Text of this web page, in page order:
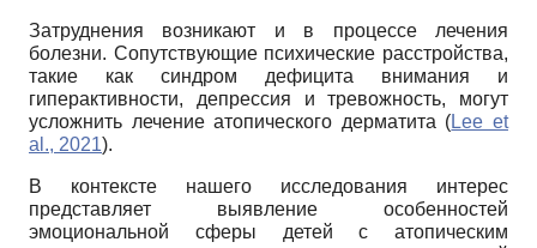
Затруднения возникают и в процессе лечения
болезни. Сопутствующие психические расстройства,
такие как синдром дефицита внимания и
гиперактивности, депрессия и тревожность, могут
усложнить лечение атопического дерматита (Lee et
al., 2021).
В контексте нашего исследования интерес
представляет выявление особенностей
эмоциональной сферы детей с атопическим